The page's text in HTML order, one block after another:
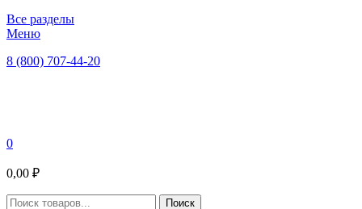
Все разделы
Меню
8 (800) 707-44-20
0
0,00 ₽